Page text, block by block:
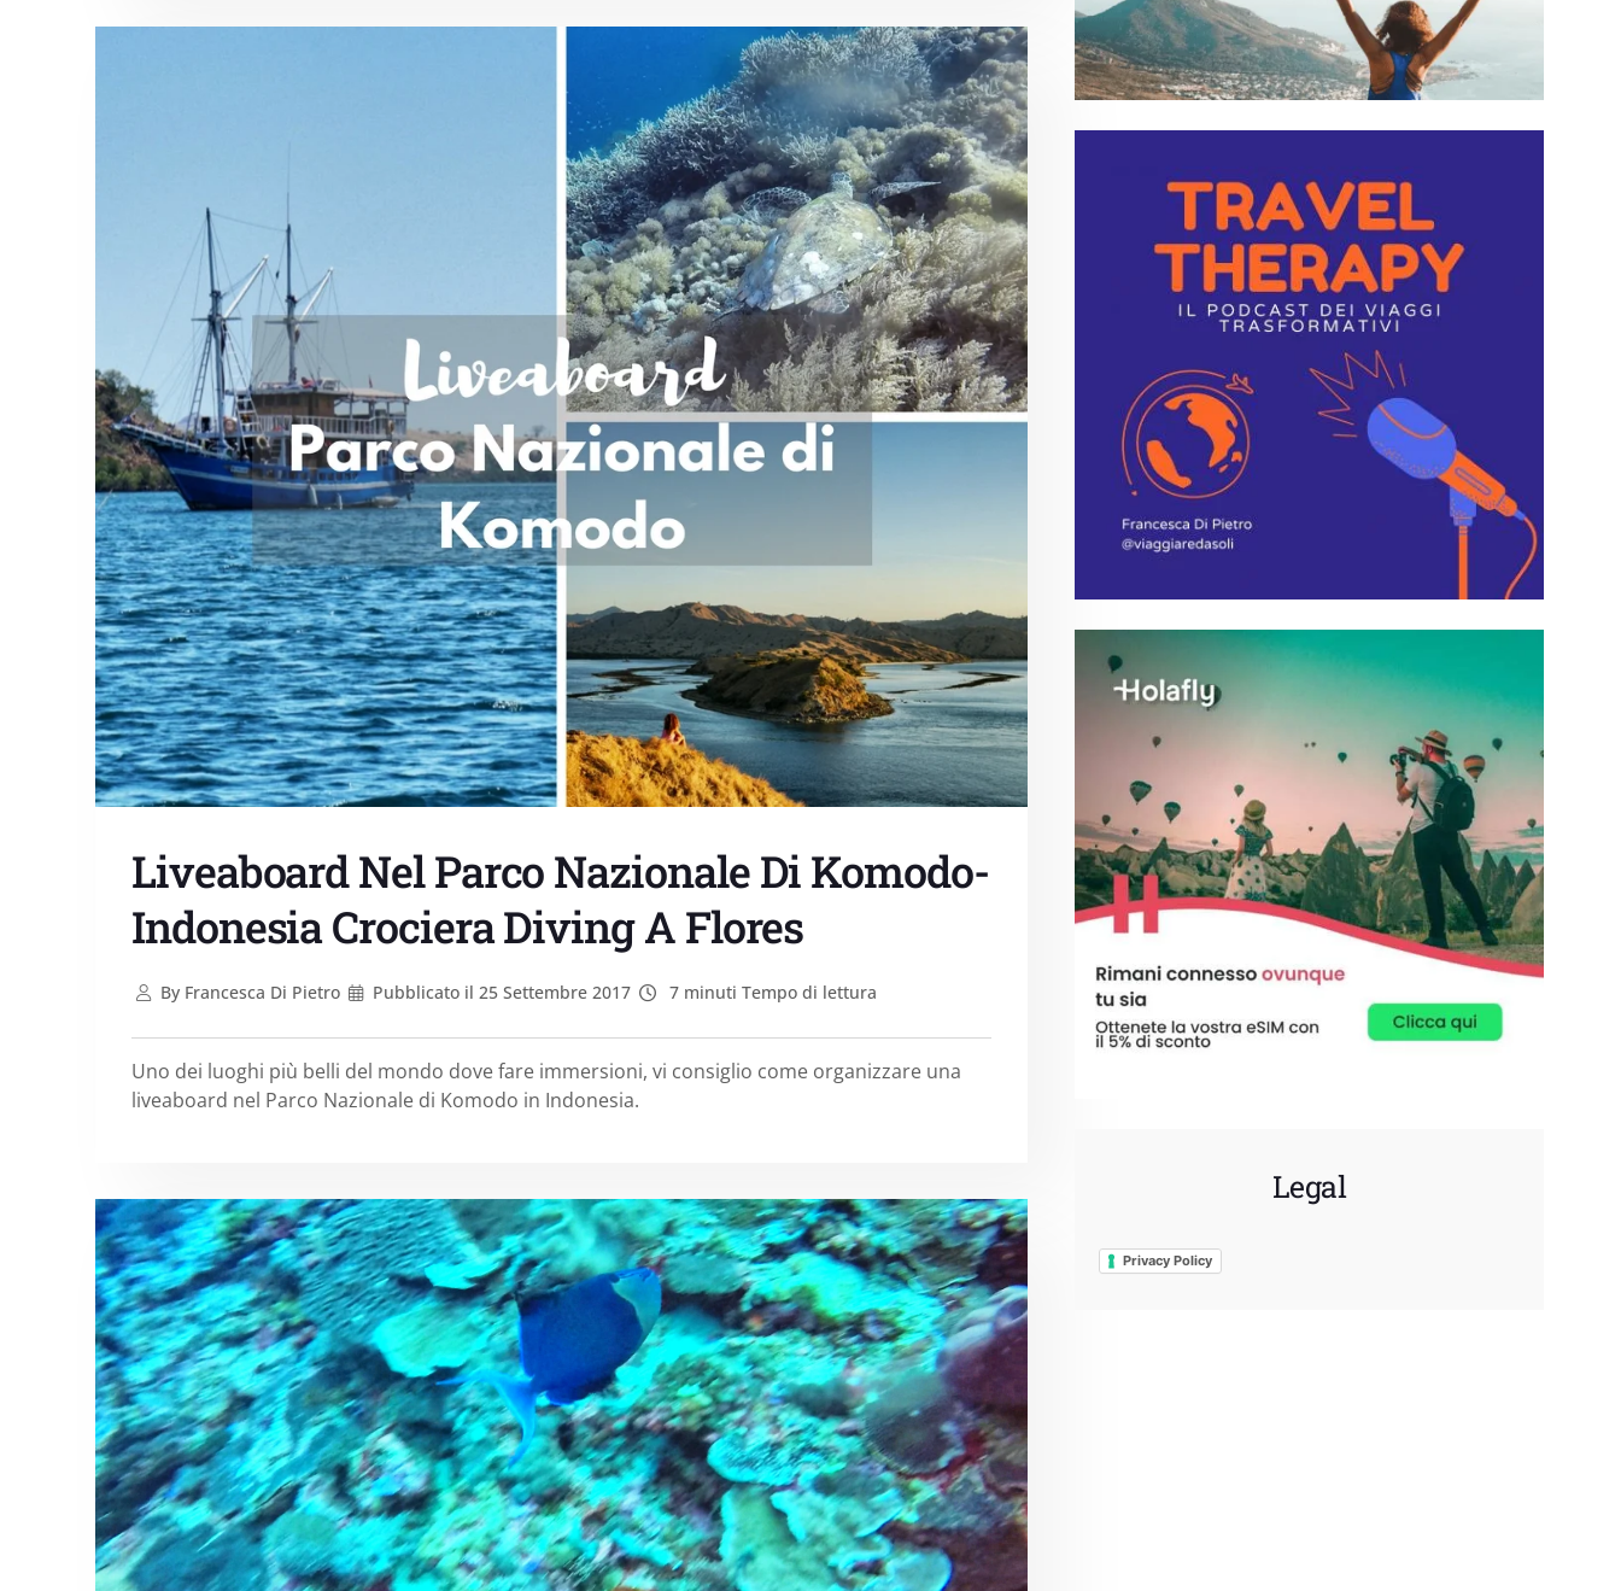
Liveaboard Nel Parco Nazionale Di Komodo-
Indonesia Crociera Diving A Flores
ByFrancesca Di Pietro Pubblicato il 25 Settembre 2017 7 minuti Tempo di lettura
Uno dei luoghi più belli del mondo dove fare immersioni, vi consiglio come organizzare una
liveaboard nel Parco Nazionale di Komodo in Indonesia.
Legal
Privacy Policy